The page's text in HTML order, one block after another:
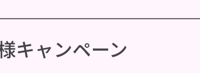
キャンペーン